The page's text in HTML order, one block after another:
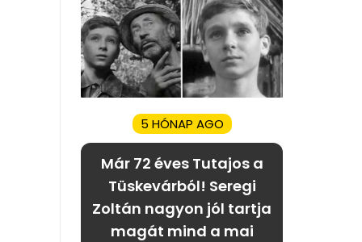
5 HÓNAP AGO
Már 72 éves Tutajos a
Tüskevárból! Seregi
Zoltán nagyon jól tartja
magát mind a mai